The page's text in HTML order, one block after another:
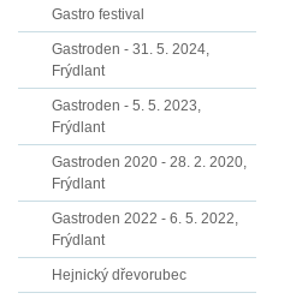
Gastro festival
Gastroden - 31. 5. 2024,
Frýdlant
Gastroden - 5. 5. 2023,
Frýdlant
Gastroden 2020 - 28. 2. 2020,
Frýdlant
Gastroden 2022 - 6. 5. 2022,
Frýdlant
Hejnický dřevorubec